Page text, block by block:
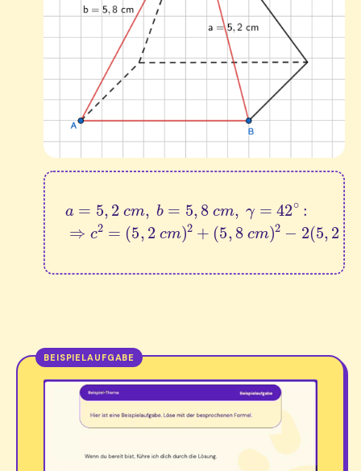
a 5, c m, = 8 m , γ= 42 ⇒c2=
(5 c m) 2+
(5 c m) 2−2 5 cm ⋅5 ,8 c m) cos(42